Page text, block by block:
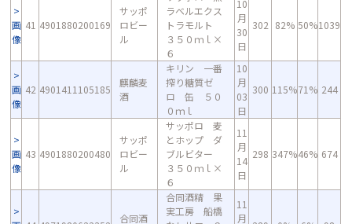
画
像
41 4901880200169
サッポ
ロビー
ル
ラベルエクス
トラモルト
３５０ｍｌ×
６
10
月
30
日
302 82% 50%1039
画
像
42 4901411105185
麒麟麦
酒
キリン 一番
搾り糖質ゼ
ロ 缶 ５０
０ｍｌ
10
月
03
日
300 115%71% 244
画
像
43 4901880200480
サッポ
ロビー
ル
サッポロ 麦
とホップ ダ
ブルビター
３５０ｍｌ×
６
11
月
14
日
298 347%46% 674
合同酒
合同酒精 果
実工房 船橋
11
月